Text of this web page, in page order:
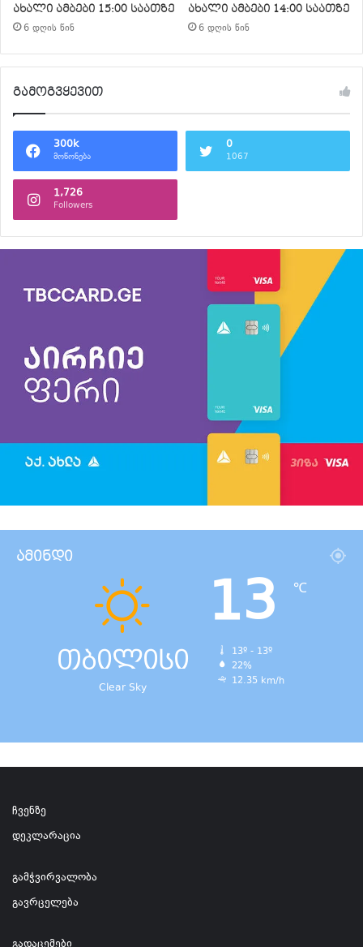
ახალი ამბები 15:00 საათზე
6 დღის წინ
ახალი ამბები 14:00 საათზე
6 დღის წინ
გამოგვყევით
300k
მოწონება
0
1067
1,726
Followers
ამინდი
თბილისი
Clear Sky
13 ℃
13º - 13º
22%
12.35 km/h
ჩვენზე
დეკლარაცია
გამჭვირვალობა
გავრცელება